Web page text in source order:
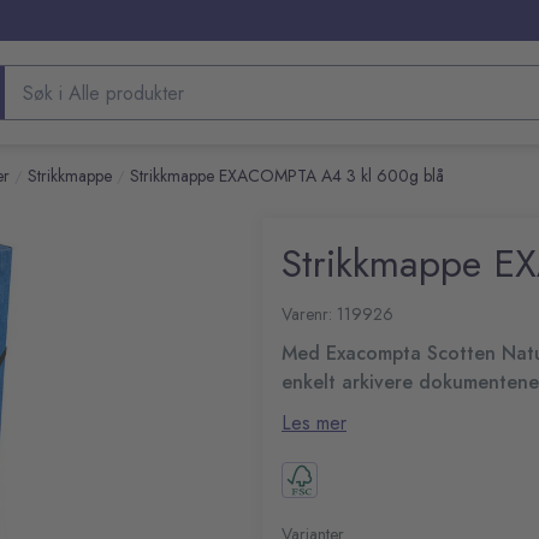
Søk etter produkter
Strikkmappe Strikkmappe EXACOMPTA A4 3 kl 600g blå
Strikkmappe
Varenr: 119926
Med Exacompta Scotten
enkelt arkivere
Exacompta Nature Future®
daglig bruk. Med tre klaffer på
dokumentene sikkert på
ryggen. Den er basert på
hardpapp, så denne mappen
2 gummistropper lukker tett
Les mer
Varianter